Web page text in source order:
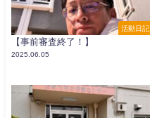
活動日記
【事前審査終了！】
2025.06.05